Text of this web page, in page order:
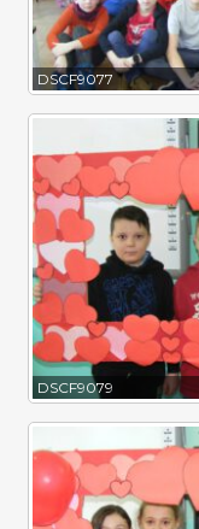
DSCF9077
DSCF9079